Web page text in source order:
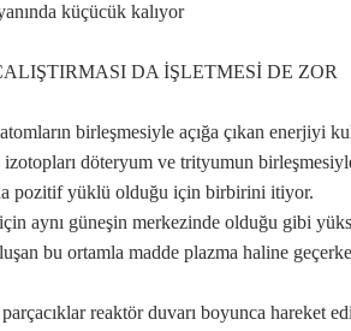
küçücük kalıyor
DA İŞLETMESİ DE ZOR
birleşmesiyle açığa çıkan enerjiyi
döteryum ve trityumun
pozitif yüklü olduğu için birbirini itiyor.
aynı güneşin merkezinde olduğu gibi
bu ortamla madde plazma haline
reaktör duvarı boyunca hareket